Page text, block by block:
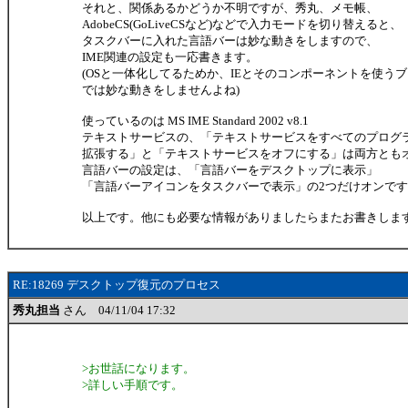
それと、関係あるかどうか不明ですが、秀丸、メモ帳、
AdobeCS(GoLiveCSなど)などで入力モードを切り替えると、
タスクバーに入れた言語バーは妙な動きをしますので、
IME関連の設定も一応書きます。
(OSと一体化してるためか、IEとそのコンポーネントを使う
では妙な動きをしませんよね)
使っているのは MS IME Standard 2002 v8.1
テキストサービスの、「テキストサービスをすべてのプログ
拡張する」と「テキストサービスをオフにする」は両方とも
言語バーの設定は、「言語バーをデスクトップに表示」
「言語バーアイコンをタスクバーで表示」の2つだけオンです
以上です。他にも必要な情報がありましたらまたお書きしま
RE:18269 デスクトップ復元のプロセス
秀丸担当 さん 04/11/04 17:32
>お世話になります。
>詳しい手順です。